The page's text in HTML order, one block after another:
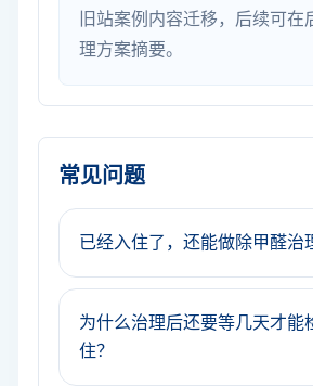
旧站案例内容迁移，后续可在
理方案摘要。
常见问题
已经入住了，还能做除甲醛治
为什么治理后还要等几天才能
住？